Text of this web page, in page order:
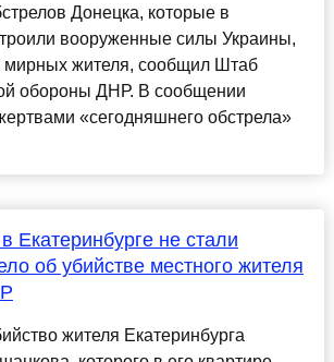
Донецка, которые в
вооруженные силы Украины,
мирных жителя, сообщил Штаб
обороны ДНР. В сообщении
«сегодняшнего обстрела»
Екатеринбурге не стали
об убийстве местного жителя
жителя Екатеринбурга